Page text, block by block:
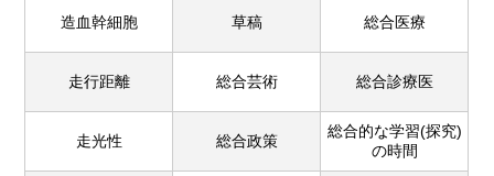
造血幹細胞 草稿 総合医療
走行距離 総合芸術 総合診療医
走光性 総合政策
総合的な学習(探究)
の時間